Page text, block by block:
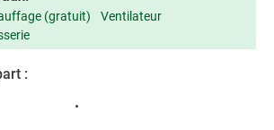
(gratuit)
Ventilateur
: